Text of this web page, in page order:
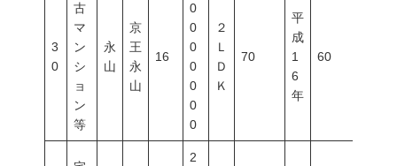
3
0
古
マ
ン
シ
ョ
ン
等
永
山
京
王
永
山
16
0
0
0
0
0
0
0
２
Ｌ
Ｄ
Ｋ
70
平
成
1
6
年
60
2